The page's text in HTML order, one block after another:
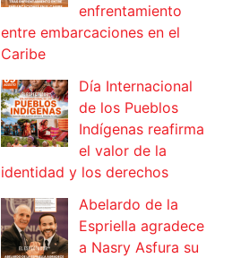
enfrentamiento
entre embarcaciones en el
Caribe
Día Internacional
de los Pueblos
Indígenas reafirma
el valor de la
identidad y los derechos
Abelardo de la
Espriella agradece
a Nasry Asfura su